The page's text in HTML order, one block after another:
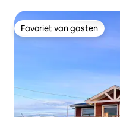
Favoriet van gasten
Favoriet van gasten